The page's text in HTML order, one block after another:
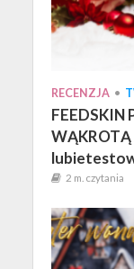
RECENZJA •
FEEDSKIN
WĄKROTĄ
2 m. czytania